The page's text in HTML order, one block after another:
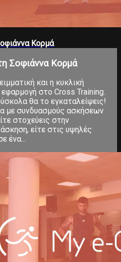
Κορμά
Σοφιάννα Κορμά
και η κυκλική
στο Cross Training.
θα το εγκαταλείψεις!
με συνδυασμούς ασκήσεων
στοχεύεις στην
είτε στις υψηλές
ένα...